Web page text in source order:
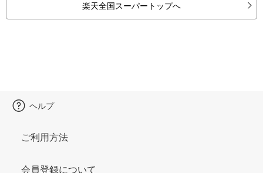
楽天全国スーパートップへ
ヘルプ
ご利用方法
会員登録について